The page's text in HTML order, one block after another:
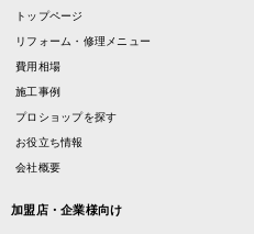
トップページ
リフォーム・修理メニュー
費用相場
施工事例
プロショップを探す
お役立ち情報
会社概要
加盟店・企業様向け